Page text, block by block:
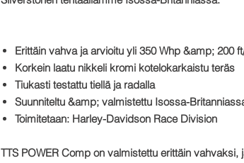
Erittäin vahva ja arvioitu yli 350 Whp &amp; 200
Korkein laatu nikkeli kromi kotelokarkaistu teräs
Tiukasti testattu tiellä ja radalla
Suunniteltu &amp; valmistettu Isossa-
Toimitetaan: Harley-Davidson Race Division
TTS POWER Comp on valmistettu erittäin vahvaksi,